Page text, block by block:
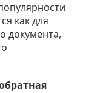
как для
документа,